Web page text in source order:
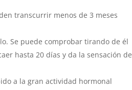
transcurrir menos de 3 meses
Se puede comprobar tirando de él
hasta 20 días y da la sensación de
a la gran actividad hormonal